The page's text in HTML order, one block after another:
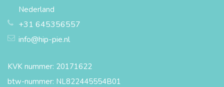
Nederland
+31 645356557
info@hip-pie.nl
KVK nummer: 20171622
btw-nummer: NL822445554B01